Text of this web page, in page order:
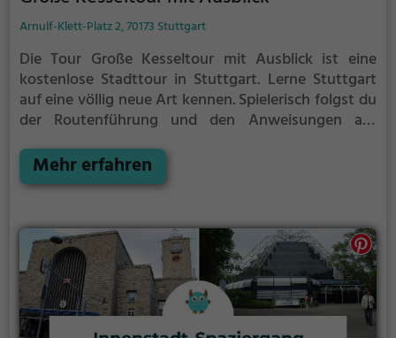
Arnulf-Klett-Platz 2, 70173 Stuttgart
Die Tour Große Kesseltour mit Ausblick ist eine
kostenlose Stadttour in Stuttgart. Lerne Stuttgart
auf eine völlig neue Art kennen.Spielerisch folgst du
der Routenführung und den Anweisungen auf
Ecken von Stuttgart kennen.
Mehr erfahren